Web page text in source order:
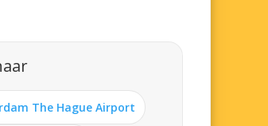
The Hague Airport